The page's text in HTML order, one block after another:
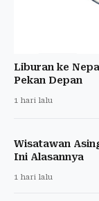
Liburan ke
Pekan Depan
1 hari lalu
Wisatawan
Ini Alasannya
1 hari lalu